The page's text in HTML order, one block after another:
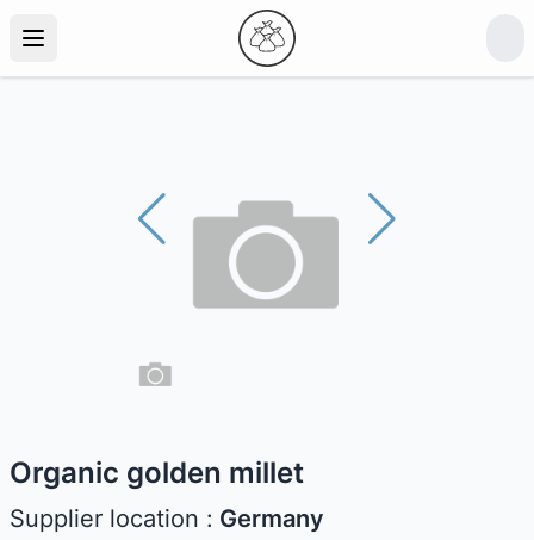
Organic golden millet
Supplier location : Germany